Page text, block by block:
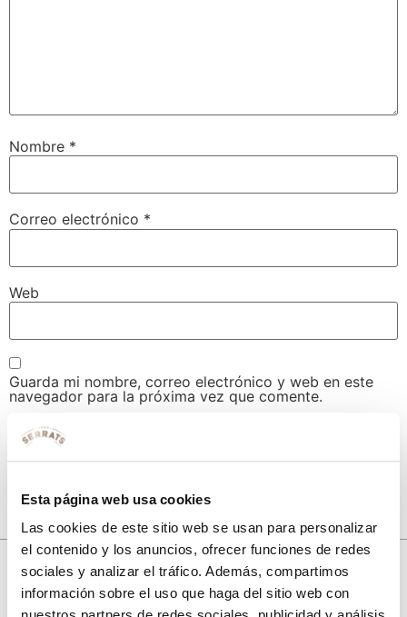
Esta página web usa cookies
Las cookies de este sitio web se usan para personalizar
el contenido y los anuncios, ofrecer funciones de redes
sociales y analizar el tráfico. Además, compartimos
información sobre el uso que haga del sitio web con
Nombre *
Correo electrónico *
Web
Guarda mi nombre, correo electrónico y web en este
navegador para la próxima vez que comente.
10% de descuento